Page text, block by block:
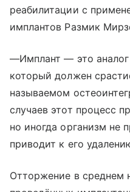
реабилитации с
имплантов Размик
—Имплант — это аналог
который должен
называемом
случаев этот процесс
но иногда организм не
приводит к его
Отторжение в среднем